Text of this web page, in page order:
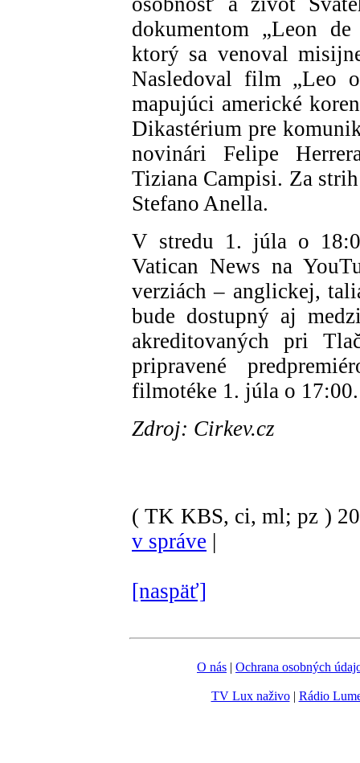
dokumentom „Leon
ktorý sa venoval
Nasledoval film „Leo
mapujúci americké
Dikastérium pre
novinári Felipe
Tiziana Campisi. Za
Stefano Anella.
V stredu 1. júla o
Vatican News na
verziách – anglickej,
bude dostupný aj
akreditovaných pri
pripravené
filmotéke 1. júla o 17:00.
Zdroj: Cirkev.cz
( TK KBS, ci, ml; pz )
v správe |
[naspäť]
O nás | Ochrana osobných
TV Lux naživo| Rádio